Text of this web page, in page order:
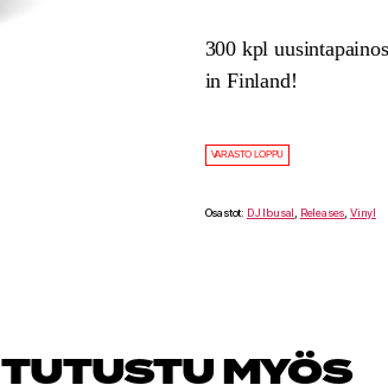
300 kpl
in Finland!
VARASTO LOPPU
Osastot: DJ Ibusal, Releases, Vinyl
TUTUSTU MYÖS